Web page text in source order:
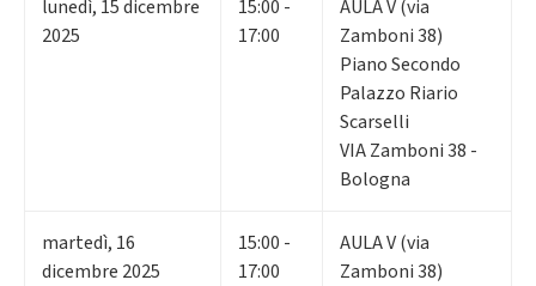
lunedì, 15dicembre
2025
15:00 -
17:00
AULA V (via
Zamboni 38)
Piano Secondo
Palazzo Riario
Scarselli
VIA Zamboni 38 -
Bologna
martedì, 16
dicembre 2025
15:00 -
17:00
AULA V (via
Zamboni 38)